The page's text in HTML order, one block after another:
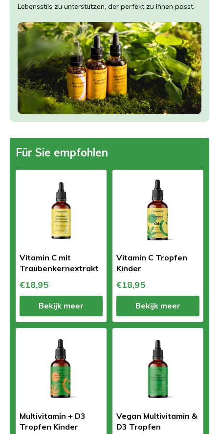
Lebensstils zu unterstützen, der perfekt zu Ihnen passt.
Für Sie empfohlen
Vitamin C mit
Traubenkernextrakt
€18,95
Bekijk meer
Vitamin C Tropfen
Kinder
€18,95
Bekijk meer
Multivitamin + D3
Tropfen Kinder
Vegan Multivitamin &
D3 Tropfen